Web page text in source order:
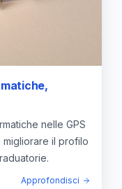
nelle GPS
il profilo
Approfondisci